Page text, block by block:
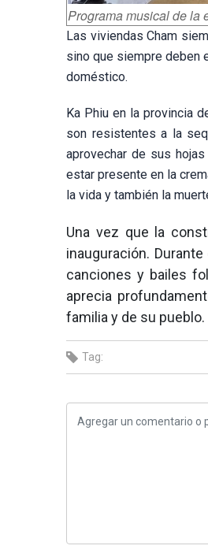
Programa musical de la
Las viviendas Cham
sino que siempre deben
doméstico.
Ka Phiu en la provincia
son resistentes a la
aprovechar de sus
estar presente en la
la vida y también la
Una vez que la
inauguración.
canciones y bailes
aprecia
familia y de su pueblo.
Tag: